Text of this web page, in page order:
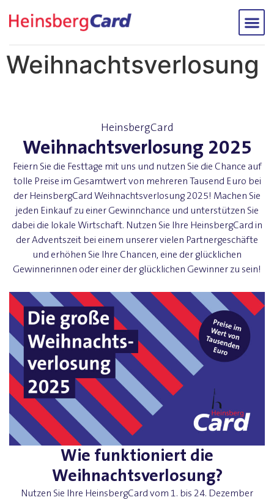
Weihnachtsverlosung
HeinsbergCard
Weihnachtsverlosung 2025
Feiern Sie die Festtage mit uns und nutzen Sie die Chance auf
tolle Preise im Gesamtwert von mehreren Tausend Euro bei
der HeinsbergCard Weihnachtsverlosung 2025! Machen Sie
jeden Einkauf zu einer Gewinnchance und unterstützen Sie
dabei die lokale Wirtschaft. Nutzen Sie Ihre HeinsbergCard in
der Adventszeit bei einem unserer vielen Partnergeschäfte
und erhöhen Sie Ihre Chancen, eine der glücklichen
Gewinnerinnen oder einer der glücklichen Gewinner zu sein!
Wie funktioniert die
Weihnachtsverlosung?
Nutzen Sie Ihre HeinsbergCard vom 1. bis 24. Dezember